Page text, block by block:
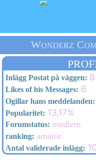
Inlägg Postat på väggen: 8
Likes of his Messages: 6
Ogillar hans meddelanden:
Popularitet: 13,17%
Forumstatus: medlem
ranking: amatör
Antal validerade inlägg: 10